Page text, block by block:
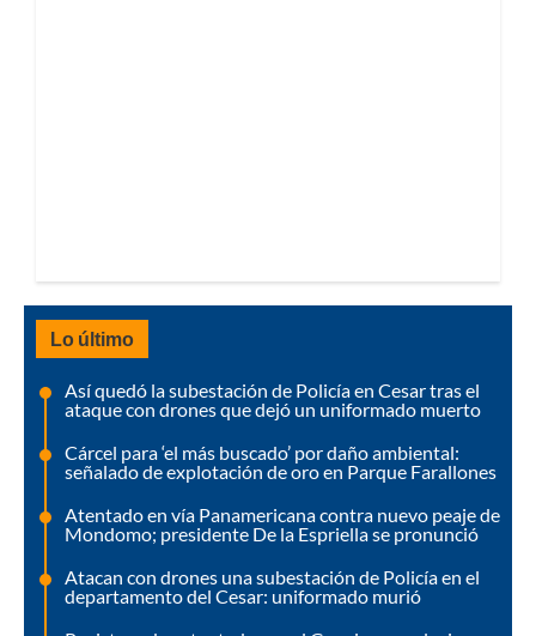
Lo último
Así quedó la subestación de Policía en Cesar tras el
ataque con drones que dejó un uniformado muerto
Cárcel para ‘el más buscado’ por daño ambiental:
señalado de explotación de oro en Parque Farallones
Atentado en vía Panamericana contra nuevo peaje de
Mondomo; presidente De la Espriella se pronunció
Atacan con drones una subestación de Policía en el
departamento del Cesar: uniformado murió